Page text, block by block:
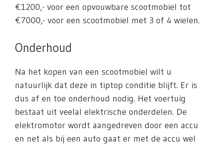
€1200,- voor een opvouwbare scootmobiel tot
€7000,- voor een scootmobiel met 3 of 4 wielen.
Onderhoud
Na het kopen van een scootmobiel wilt u
natuurlijk dat deze in tiptop conditie blijft. Er is
dus af en toe onderhoud nodig. Het voertuig
bestaat uit veelal elektrische onderdelen. De
elektromotor wordt aangedreven door een accu
en net als bij een auto gaat er met de accu wel